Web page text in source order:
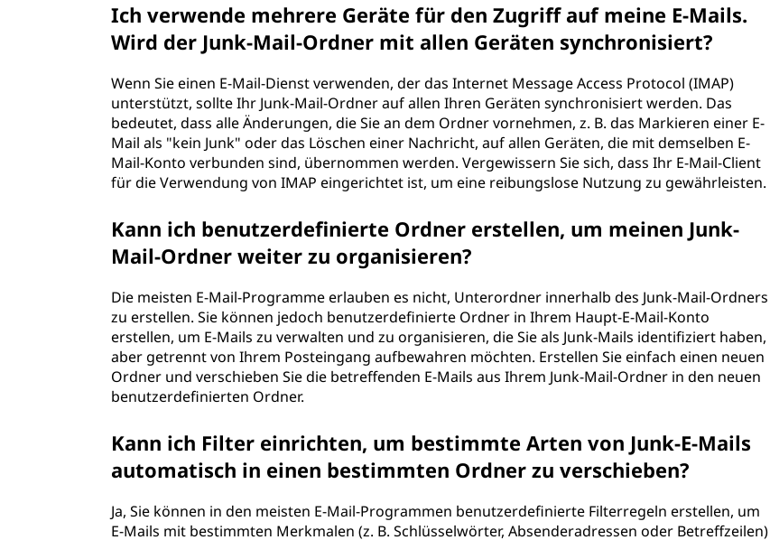
Ich verwende mehrere Geräte für den Zugriff auf meine E-Mails.
Wird der Junk-Mail-Ordner mit allen Geräten synchronisiert?
Wenn Sie einen E-Mail-Dienst verwenden, der das Internet Message Access Protocol (IMAP)
unterstützt, sollte Ihr Junk-Mail-Ordner auf allen Ihren Geräten synchronisiert werden. Das
bedeutet, dass alle Änderungen, die Sie an dem Ordner vornehmen, z. B. das Markieren einer E-
Mail als "kein Junk" oder das Löschen einer Nachricht, auf allen Geräten, die mit demselben E-
Mail-Konto verbunden sind, übernommen werden. Vergewissern Sie sich, dass Ihr E-Mail-Client
für die Verwendung von IMAP eingerichtet ist, um eine reibungslose Nutzung zu gewährleisten.
Kann ich benutzerdefinierte Ordner erstellen, um meinen Junk-
Mail-Ordner weiter zu organisieren?
Die meisten E-Mail-Programme erlauben es nicht, Unterordner innerhalb des Junk-Mail-Ordners
zu erstellen. Sie können jedoch benutzerdefinierte Ordner in Ihrem Haupt-E-Mail-Konto
erstellen, um E-Mails zu verwalten und zu organisieren, die Sie als Junk-Mails identifiziert haben,
aber getrennt von Ihrem Posteingang aufbewahren möchten. Erstellen Sie einfach einen neuen
Ordner und verschieben Sie die betreffenden E-Mails aus Ihrem Junk-Mail-Ordner in den neuen
benutzerdefinierten Ordner.
Kann ich Filter einrichten, um bestimmte Arten von Junk-E-Mails
automatisch in einen bestimmten Ordner zu verschieben?
Ja, Sie können in den meisten E-Mail-Programmen benutzerdefinierte Filterregeln erstellen, um
E-Mails mit bestimmten Merkmalen (z. B. Schlüsselwörter, Absenderadressen oder Betreffzeilen)